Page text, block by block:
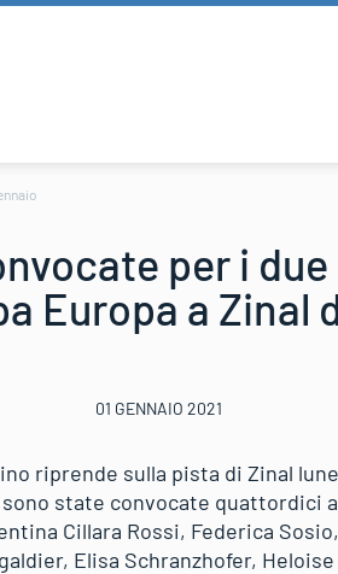
per i
Europa a Zinal
01 GENNAIO 2021
riprende sulla pista di Zinal
state convocate quattordici
Cillara Rossi, Federica
Elisa Schranzhofer,